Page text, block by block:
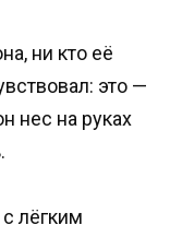
ни кто её
это —
нес на руках
лёгким